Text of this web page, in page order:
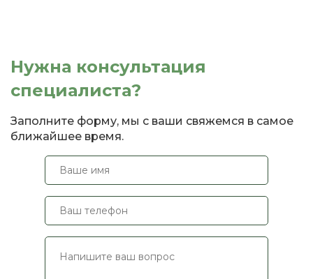
Нужна консультация
специалиста?
Заполните форму, мы с ваши свяжемся в самое
ближайшее время.